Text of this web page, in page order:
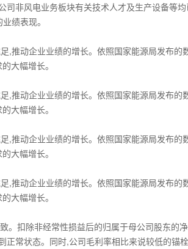
非风电业务板块有关技术人才及生产设备等均
绩表现。
动企业业绩的增长。依照国家能源局发布的
大幅增长。
动企业业绩的增长。依照国家能源局发布的
大幅增长。
动企业业绩的增长。依照国家能源局发布的
大幅增长。
动企业业绩的增长。依照国家能源局发布的
大幅增长。
扣除非经常性损益后的归属于母公司股东的净
常状态。同时,公司毛利率相比来说较低的锚栓